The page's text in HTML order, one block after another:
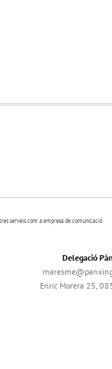
serveis com a empresa de comunicació
Delegació
Enric Morera 25,